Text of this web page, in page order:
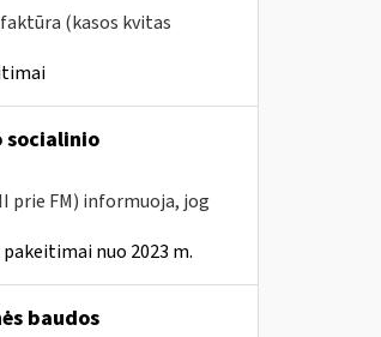
(kasos kvitas
prie FM) informuoja, jog
nuo 2023 m.
baudos